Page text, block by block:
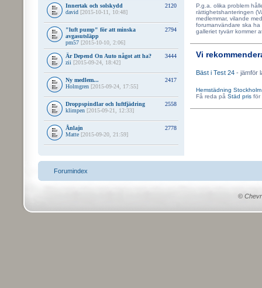
Innertak och solskydd
david [2015-10-11, 10:48]
2120
"luft pump" för att minska
avgasutsläpp
pm57 [2015-10-10, 2:06]
2794
Är Depend On Auto något att ha?
zii [2015-09-24, 18:42]
3444
Ny medlem...
Holmgren [2015-09-24, 17:55]
2417
Droppspindlar och luftfjädring
klimpen [2015-09-21, 12:33]
2558
Ånlajn
Matte [2015-09-20, 21:59]
2778
P.g.a. olika problem
rättighetshanteringen
medlemmar, vilande
forumanvändare ska
galleriet tyvärr kommer
Vi
Bäst i Test 24 - jämför
Hemstädning Stockholm
Få reda på Städ pris för
Forumindex
©